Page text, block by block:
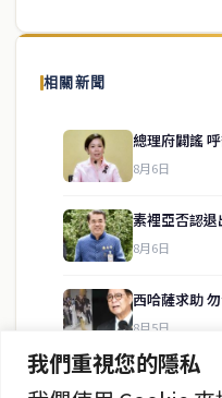
我們重視您的隱私
相關新聞
總理府闢謠
8月6日
素裡亞否認
8月6日
西哈薩求助
8月5日
阿努庭將成第
泰國中文新聞（TCN）是一家
供即時、客觀、多元的中文新聞